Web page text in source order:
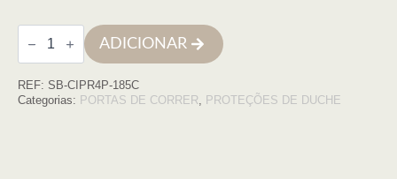
Quantidade
de
Frontal
duche
CIPRIA4P
ADICIONAR
REF: SB-CIPR4P-185C
Categorias: PORTAS DE CORRER, PROTEÇÕES DE DUCHE